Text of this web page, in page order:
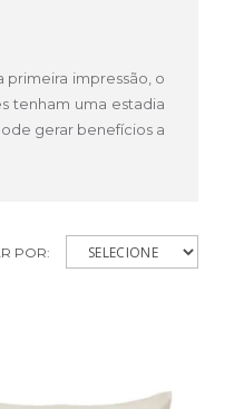
impressão, o
tenham uma estadia
gerar benefícios a
POR: